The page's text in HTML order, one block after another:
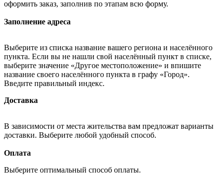
оформить заказ, заполнив по этапам всю форму.
Заполнение адреса
Выберите из списка название вашего региона и населённого
пункта. Если вы не нашли свой населённый пункт в списке,
выберите значение «Другое местоположение» и впишите
название своего населённого пункта в графу «Город».
Введите правильный индекс.
Доставка
В зависимости от места жительства вам предложат варианты
доставки. Выберите любой удобный способ.
Оплата
Выберите оптимальный способ оплаты.